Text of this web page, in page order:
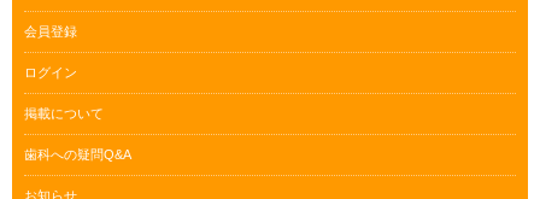
会員登録
ログイン
掲載について
歯科への疑問Q&A
お知らせ